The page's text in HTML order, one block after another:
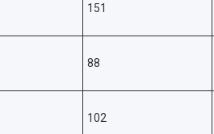
151
88
102